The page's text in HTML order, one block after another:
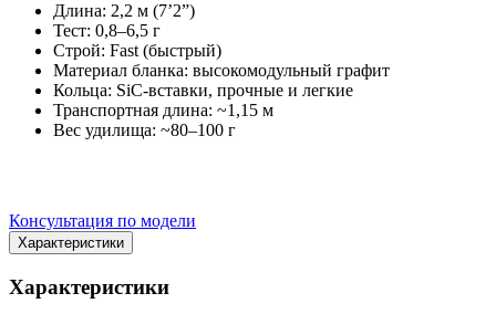
Длина: 2,2 м (7’2”)
Тест: 0,8–6,5 г
Строй: Fast (быстрый)
Материал бланка: высокомодульный графит
Кольца: SiC-вставки, прочные и легкие
Транспортная длина: ~1,15 м
Вес удилища: ~80–100 г
Консультация по модели
Характеристики
Характеристики